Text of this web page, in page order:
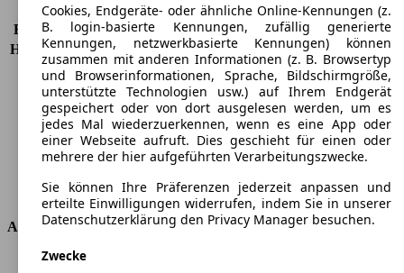
KW (PS)
132 kW (180 PS)
Beschleunigung (0-100 km/h) 12,0s
Höchstgeschwindigkeit (km/h) 178 km/h
Anzahl der Gänge
6
Drehmoment
420 nm
Hubraum
1968 ccm
Kraftstoff
Diesel
Zylinder
4
Antriebsart
Allrad permanent
Abmessungen
Länge
Cookies, Endgeräte- oder ähnliche Online-Kennungen (z.
B. login-basierte Kennungen, zufällig generierte
Kennungen, netzwerkbasierte Kennungen) können
zusammen mit anderen Informationen (z. B. Browsertyp
und Browserinformationen, Sprache, Bildschirmgröße,
unterstützte Technologien usw.) auf Ihrem Endgerät
gespeichert oder von dort ausgelesen werden, um es
jedes Mal wiederzuerkennen, wenn es eine App oder
einer Webseite aufruft. Dies geschieht für einen oder
mehrere der hier aufgeführten Verarbeitungszwecke.
Sie können Ihre Präferenzen jederzeit anpassen und
erteilte Einwilligungen widerrufen, indem Sie in unserer
Datenschutzerklärung den Privacy Manager besuchen.
Zwecke